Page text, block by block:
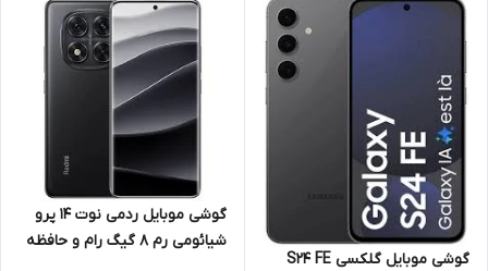
گوشی موبایل گلکسی S24 FE
گوشی موبایل ردمی نوت 14 پرو
شیائومی رم 8 گیگ رام و حافظه